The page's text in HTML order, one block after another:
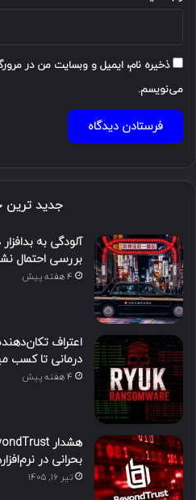
ذخیره نام، ایمیل و وبسایت من در
می‌نویسم.
جدید ترین
بررسی احتمال
4 هفته پیش
درمانی تا کسب
4 هفته پیش
بحرانی در
تیر ۱۶, ۱۴۰۵